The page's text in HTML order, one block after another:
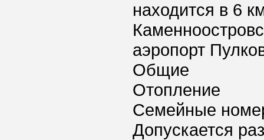
находится в 6
аэропорт
Общие
Отопление
Семейные
Допускается